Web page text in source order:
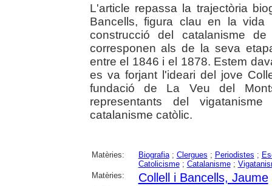
L'article repassa la trajectòria
Bancells, figura clau en la
construcció del catalanisme
corresponen als de la seva
entre el 1846 i el 1878. Estem
es va forjant l'ideari del jove
fundació de La Veu del
representants del
catalanisme catòlic.
Matèries: Biografia; Clergues ; Periodistes ;
Catolicisme; Catalanisme;
Matèries:
Collell i Bancells, Jaume